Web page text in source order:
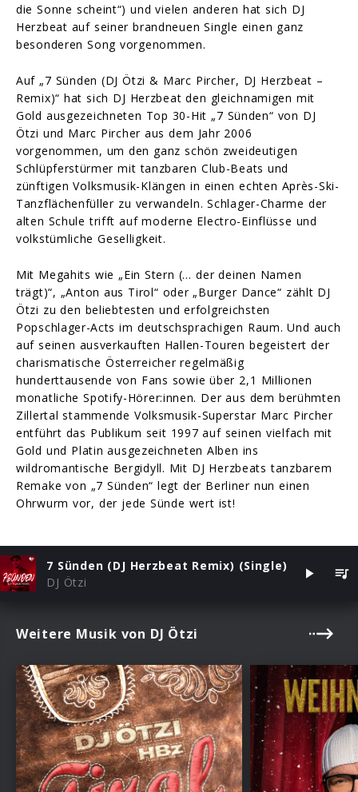
die Sonne scheint“) und vielen anderen hat sich DJ
Herzbeat auf seiner brandneuen Single einen ganz
besonderen Song vorgenommen.
Auf „7 Sünden (DJ Ötzi & Marc Pircher, DJ Herzbeat –
Remix)“ hat sich DJ Herzbeat den gleichnamigen mit
Gold ausgezeichneten Top 30-Hit „7 Sünden“ von DJ
Ötzi und Marc Pircher aus dem Jahr 2006
vorgenommen, um den ganz schön zweideutigen
Schlüpferstürmer mit tanzbaren Club-Beats und
zünftigen Volksmusik-Klängen in einen echten Après-Ski-
Tanzflächenfüller zu verwandeln. Schlager-Charme der
alten Schule trifft auf moderne Electro-Einflüsse und
volkstümliche Geselligkeit.
Mit Megahits wie „Ein Stern (… der deinen Namen
trägt)“, „Anton aus Tirol“ oder „Burger Dance“ zählt DJ
Ötzi zu den beliebtesten und erfolgreichsten
Popschlager-Acts im deutschsprachigen Raum. Und auch
auf seinen ausverkauften Hallen-Touren begeistert der
charismatische Österreicher regelmäßig
hunderttausende von Fans sowie über 2,1 Millionen
monatliche Spotify-Hörer:innen. Der aus dem berühmten
Zillertal stammende Volksmusik-Superstar Marc Pircher
entführt das Publikum seit 1997 auf seinen vielfach mit
Gold und Platin ausgezeichneten Alben ins
wildromantische Bergidyll. Mit DJ Herzbeats tanzbarem
Remake von „7 Sünden“ legt der Berliner nun einen
Ohrwurm vor, der jede Sünde wert ist!
7 Sünden (DJ Herzbeat Remix) (Single)
DJ Ötzi
Weitere Musik von DJ Ötzi